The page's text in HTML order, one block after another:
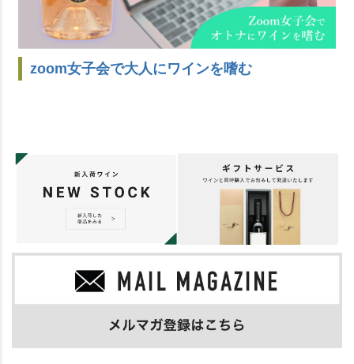
zoom女子会で大人にワインを嗜む